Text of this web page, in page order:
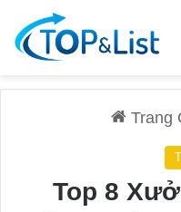
Trang
Top 8